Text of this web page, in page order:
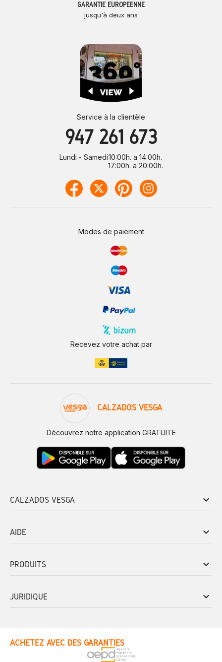
GARANTIE EUROPÉENNE
jusqu'à deux ans
Service à la clientèle
947 261 673
Lundi - Samedi10:00h. a 14:00h.
17:00h. a 20:00h.
Modes de paiement
Recevez votre achat par
CALZADOS VESGA
Découvrez notre application GRATUITE
CALZADOS VESGA keyboard_arrow_down
AIDE keyboard_arrow_down
PRODUITS keyboard_arrow_down
JURIDIQUE keyboard_arrow_down
ACHETEZ AVEC DES GARANTIES